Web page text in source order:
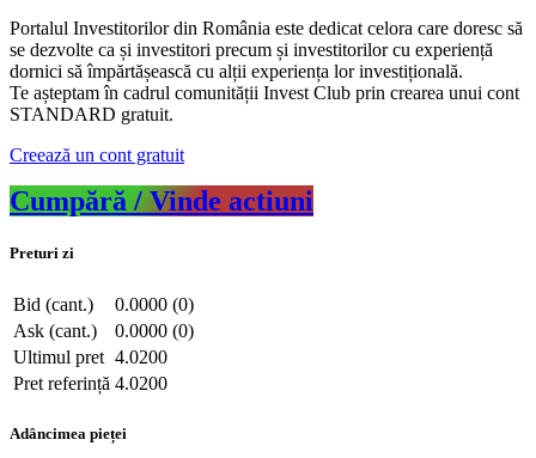
Portalul Investitorilor din România este dedicat celora care doresc să
se dezvolte ca și investitori precum și investitorilor cu experiență
dornici să împărtășească cu alții experiența lor investițională.
Te așteptam în cadrul comunității Invest Club prin crearea unui cont
STANDARD gratuit.
Creează un cont gratuit
Cumpără / Vinde actiuni
Preturi zi
Bid (cant.)
0.0000 (0)
Ask (cant.)
0.0000 (0)
Ultimul pret 4.0200
Pret referință 4.0200
Adâncimea pieței